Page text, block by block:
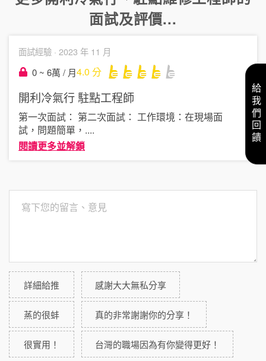
面試及評價...
面試經驗 · 2023 年 11 月
0 ~ 6萬 / 月4.0 分
開利冷氣行 駐點工程師
第一次面試： 第二次面試： 工作環境：在現場面
試，問題簡單， ....
閱讀更多並解鎖
詳細給推 感謝大大無私分享
蒸的很蚌 真的非常謝謝你的分享！
很實用！ 台灣的職場因為有你變得更好！
給我們回饋